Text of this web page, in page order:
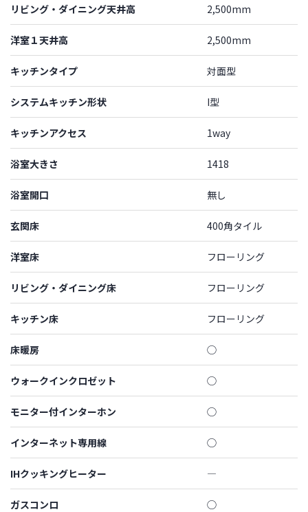
リビング・ダイニング天井高 2,500mm
洋室１天井高 2,500mm
キッチンタイプ 対面型
システムキッチン形状 I型
キッチンアクセス 1way
浴室大きさ 1418
浴室開口 無し
玄関床 400角タイル
洋室床 フローリング
リビング・ダイニング床 フローリング
キッチン床 フローリング
床暖房 ◯
ウォークインクロゼット ◯
モニター付インターホン ◯
インターネット専用線 ◯
IHクッキングヒーター ―
ガスコンロ ◯